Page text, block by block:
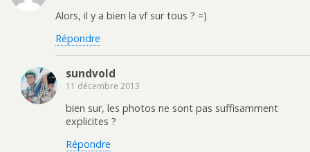
Alors, il y a bien la vf sur tous ? =)
Répondre
sundvold
11 décembre 2013
bien sur, les photos ne sont pas suffisamment
explicites ?
Répondre